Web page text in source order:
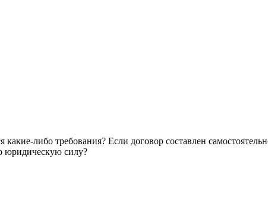
либо требования? Если договор составлен
юридическую силу?